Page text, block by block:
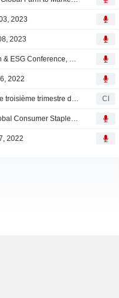
2023
2023
Transcript : Bunge Limited Presents at BMO 2022 Growth & ESG Conference, Dec-06-2022 02:00 PM
2022
Bunge Limited fournit des prévisions de bénéfices pour le troisième trimestre de 2022 CI
Transcript : Bunge Limited Presents at 2022 Barclays Global Consumer Staples Conference, Sep-07-2022 01:30 PM
2022